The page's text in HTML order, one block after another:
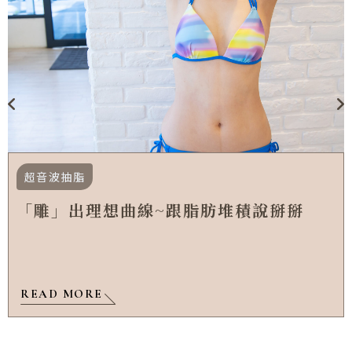
超音波抽脂
「雕」出理想曲線~跟脂肪堆積說掰掰
READ MORE